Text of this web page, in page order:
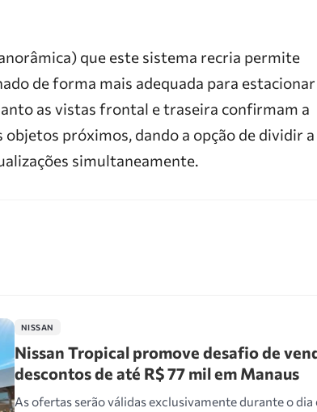
que este sistema recria permite
de forma mais adequada para estacionar
as vistas frontal e traseira confirmam a
objetos próximos, dando a opção de dividir a
simultaneamente.
NISSAN
Nissan Tropical promove desafio de
descontos de até R$ 77 mil em Manaus
As ofertas serão válidas exclusivamente durante o dia